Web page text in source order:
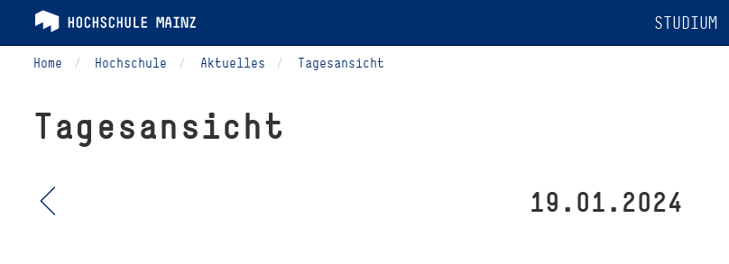
STUDIUM
Home Hochschule Aktuelles Tagesansicht
Tagesansicht
19.01.2024